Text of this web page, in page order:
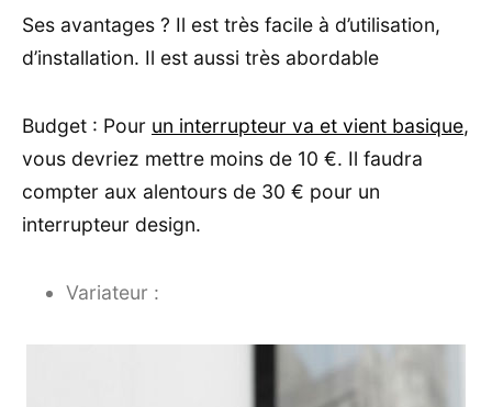
Ses avantages ? Il est très facile à d’utilisation,
d’installation. Il est aussi très abordable
Budget : Pour un interrupteur va et vient basique,
vous devriez mettre moins de 10 €. Il faudra
compter aux alentours de 30 € pour un
interrupteur design.
Variateur :